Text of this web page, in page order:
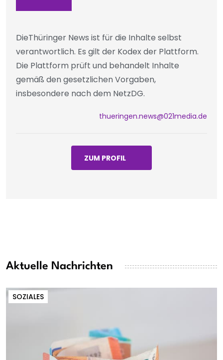
DieThüringer News ist für die Inhalte selbst
verantwortlich. Es gilt der Kodex der Plattform.
Die Plattform prüft und behandelt Inhalte
gemäß den gesetzlichen Vorgaben,
insbesondere nach dem NetzDG.
thueringen.news@021media.de
ZUM PROFIL
Aktuelle Nachrichten
SOZIALES